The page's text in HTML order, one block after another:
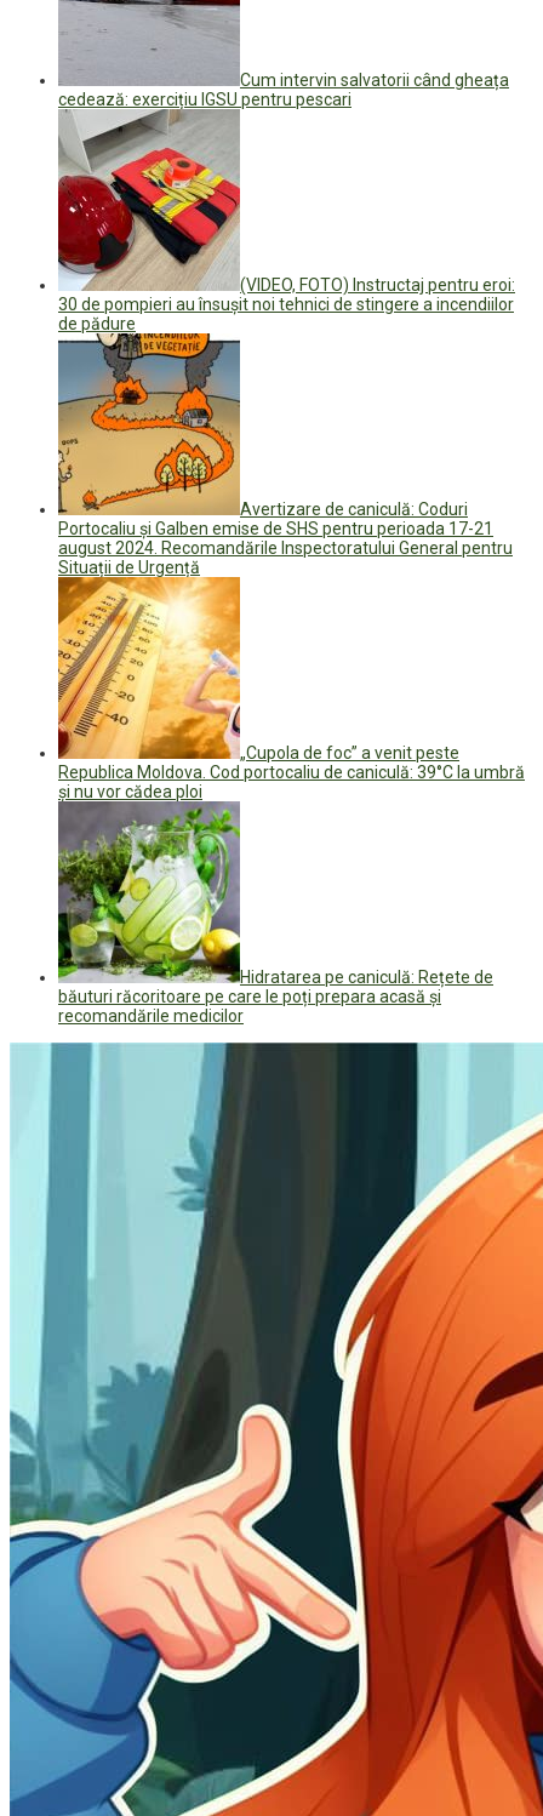
Cum intervin salvatorii când gheața
cedează: exercițiu IGSU pentru pescari
(VIDEO, FOTO) Instructaj pentru eroi:
30 de pompieri au însușit noi tehnici de stingere a incendiilor
de pădure
Avertizare de caniculă: Coduri
Portocaliu și Galben emise de SHS pentru perioada 17-21
august 2024. Recomandările Inspectoratului General pentru
Situații de Urgență
„Cupola de foc” a venit peste
Republica Moldova. Cod portocaliu de caniculă: 39°C la umbră
și nu vor cădea ploi
Hidratarea pe caniculă: Rețete de
băuturi răcoritoare pe care le poți prepara acasă și
recomandările medicilor